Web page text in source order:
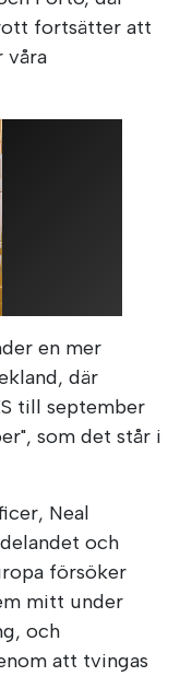
fortsätter att
våra
en mer
där
till september
som det står i
Neal
och
försöker
mitt under
och
att tvingas